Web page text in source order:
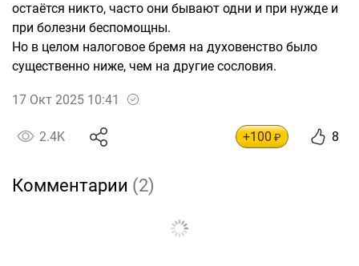
остаётся никто, часто они бывают одни и при нужде и
при болезни беспомощны.
Но в целом налоговое бремя на духовенство было
существенно ниже, чем на другие сословия.
17 Окт 2025 10:41
2.4K +100 ₽ 8
Комментарии (2)